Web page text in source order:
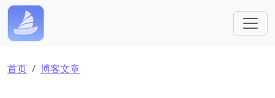
跳转到主要内容
面包屑
首页 博客文章